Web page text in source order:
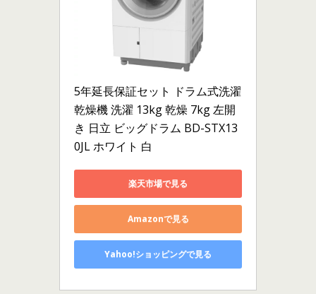
5年延長保証セット ドラム式洗濯
乾燥機 洗濯 13kg 乾燥 7kg 左開
き 日立 ビッグドラム BD-STX13
0JL ホワイト 白
楽天市場で見る
Amazonで見る
Yahoo!ショッピングで見る